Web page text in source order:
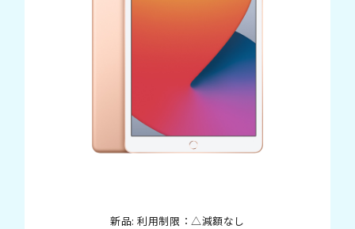
新品: 利用制限：△減額なし